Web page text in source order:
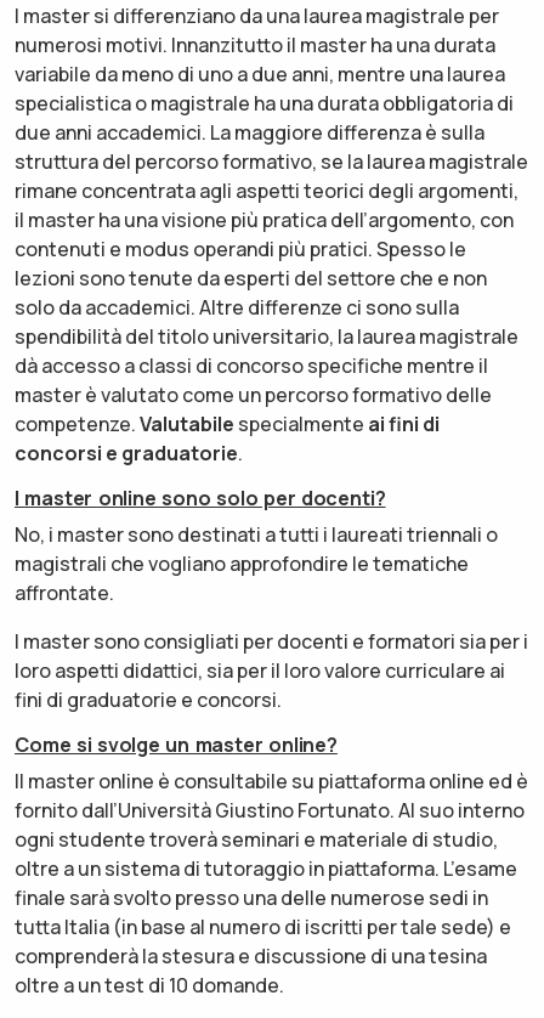
I master si differenziano da una laurea magistrale per
numerosi motivi. Innanzitutto il master ha una durata
variabile da meno di uno a due anni, mentre una laurea
specialistica o magistrale ha una durata obbligatoria di
due anni accademici. La maggiore differenza è sulla
struttura del percorso formativo, se la laurea magistrale
rimane concentrata agli aspetti teorici degli argomenti,
il master ha una visione più pratica dell’argomento, con
contenuti e modus operandi più pratici. Spesso le
lezioni sono tenute da esperti del settore che e non
solo da accademici. Altre differenze ci sono sulla
spendibilità del titolo universitario, la laurea magistrale
dà accesso a classi di concorso specifiche mentre il
master è valutato come un percorso formativo delle
competenze.Valutabile specialmente ai fini di
concorsi e graduatorie.
I master online sono solo per docenti?
No, i master sono destinati a tutti i laureati triennali o
magistrali che vogliano approfondire le tematiche
affrontate.
I master sono consigliati per docenti e formatori sia per i
loro aspetti didattici, sia per il loro valore curriculare ai
fini di graduatorie e concorsi.
Come si svolge un master online?
Il master online è consultabile su piattaforma online ed è
fornito dall’Università Giustino Fortunato. Al suo interno
ogni studente troverà seminari e materiale di studio,
oltre a un sistema di tutoraggio in piattaforma. L’esame
finale sarà svolto presso una delle numerose sedi in
tutta Italia (in base al numero di iscritti per tale sede) e
comprenderà la stesura e discussione di una tesina
oltre a un test di 10 domande.